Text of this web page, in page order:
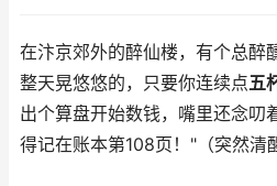
在汴京郊外的醉仙楼，有个总醉
整天晃悠悠的，只要你连续点五
出个算盘开始数钱，嘴里还念
得记在账本第108页！"（突然清